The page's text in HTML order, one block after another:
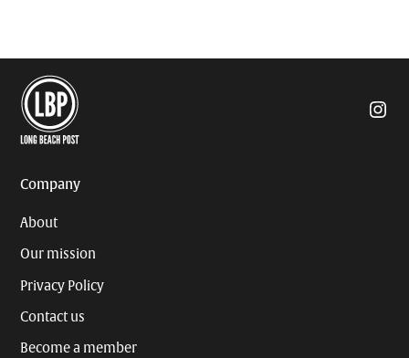
Company
About
Our mission
Privacy Policy
Contact us
Become a member